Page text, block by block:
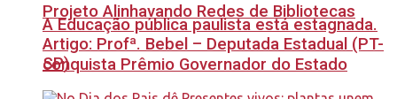
Projeto Alinhavando Redes de Bibliotecas
conquista Prêmio Governador do Estado
A Educação pública paulista está estagnada.
Artigo: Profª. Bebel – Deputada Estadual (PT-
SP)